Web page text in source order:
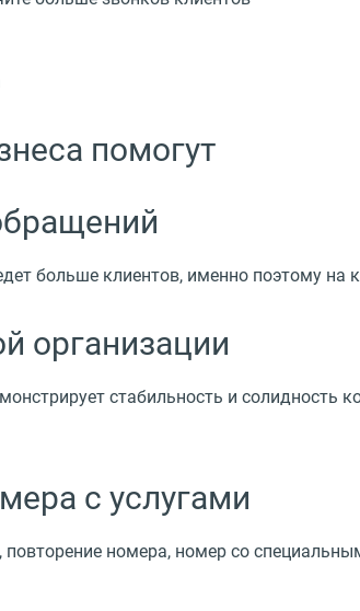
помогут
больше клиентов, именно поэтому на
организации
стабильность и солидность
с услугами
номера, номер со